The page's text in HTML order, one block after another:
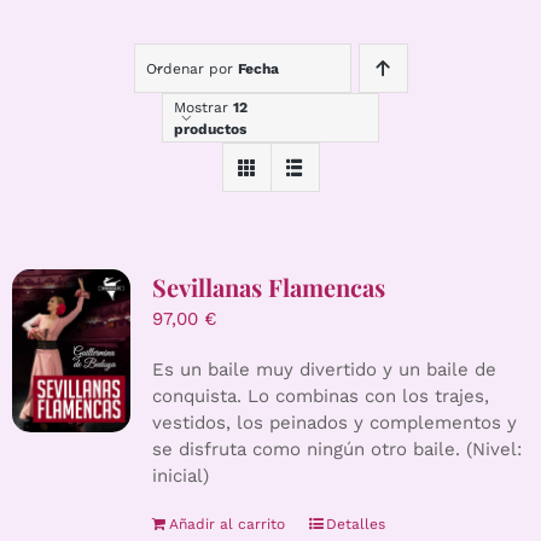
Ordenar por Fecha
Mostrar 12
productos
Sevillanas Flamencas
97,00 €
Es un baile muy divertido y un baile de
conquista. Lo combinas con los trajes,
vestidos, los peinados y complementos y
se disfruta como ningún otro baile. (Nivel:
inicial)
Añadir al carrito Detalles